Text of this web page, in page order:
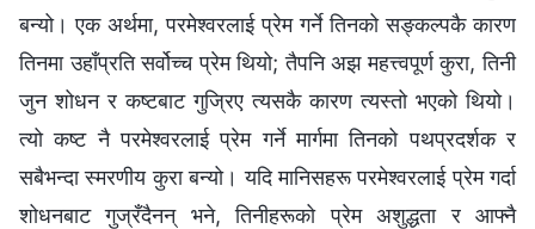
बन्यो। एक अर्थमा, परमेश्‍वरलाई प्रेम गर्ने तिनको सङ्कल्‍पकै कारण
तिनमा उहाँप्रति सर्वोच्च प्रेम थियो; तैपनि अझ महत्त्वपूर्ण कुरा, तिनी
जुन शोधन र कष्टबाट गुज्रिए त्यसकै कारण त्यस्तो भएको थियो।
त्यो कष्ट नै परमेश्‍वरलाई प्रेम गर्ने मार्गमा तिनको पथप्रदर्शक र
सबैभन्दा स्मरणीय कुरा बन्यो। यदि मानिसहरू परमेश्‍वरलाई प्रेम गर्दा
शोधनबाट गुज्रँदैनन् भने, तिनीहरूको प्रेम अशुद्धता र आफ्नै